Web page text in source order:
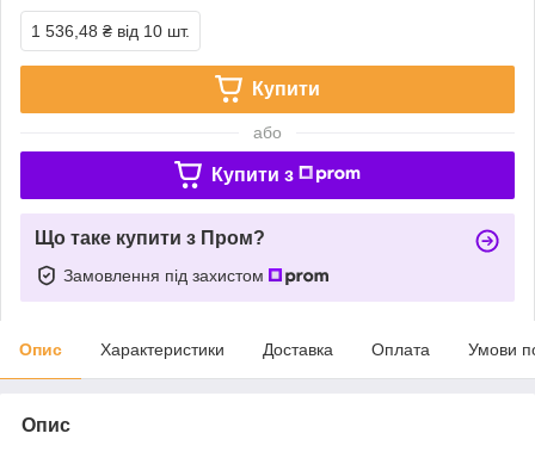
1 536,48 ₴ від 10 шт.
Купити
або
Купити з
Що таке купити з Пром?
Замовлення під захистом
Опис Характеристики Доставка Оплата Умови
Опис